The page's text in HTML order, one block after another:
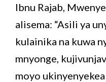
Ibnu Rajab,
alisema: “Asili ya
kulainika na kuwa
mnyonge,
moyo